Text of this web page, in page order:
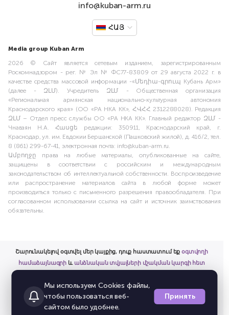
info@kuban-arm.ru
ՀԱՅ
Media group Kuban Arm
2026 © Сайт является сетевым изданием, зарегистрированным
Роскомнадзором - рег. № Эл № ФС77-83809 от 29 августа 2022 г. в
качестве средства массовой информации -«Մեդիա-գրուպ Кубань Арм»
(далее - ԶԼՄ). Учредитель ԶԼՄ - Общественная организация
«Региональная армянская национально-культурная автономия
Краснодарского края» (ОО «РА НКА КК», ՀՎՀՀ 2312288028). Редакция
ԶԼՄ – Отдел пресс службы ОО «РА НКА КК». Главный редактор ԶԼՄ -
Чнаваян Н.А. Հասցե редакции: 350911, Краснодарский край, г.
Краснодар, ул. им. Евдокии Бершанской (Пашковский жилой), д. 416/2, тел.
8 (861) 299-67-41, электронная почта: info@kuban-arm.ru.
Ամբողջը права на любые материалы, опубликованные на сайте,
защищены в соответствии с российским и международным
законодательством об интеллектуальной собственности. Воспроизведение
или распространение материалов сайта в любой форме может
производиться только с письменного разрешения правообладателя. При
согласованном использовании ссылка на сайт и источник заимствования
обязательны.
Շարունակելով օգտվել մեր կայքից, դուք հաստատում եքօգտվողի
համաձայնագրի և անձնական տվյալների մշակման կարգի հետ
և համաձայնություն եք տալիս համապատասխան անձնական
տվյալների մշակմանը:
Мы используем Cookies файлы,
чтобы пользоваться веб-
сайтом было удобнее.
Принять